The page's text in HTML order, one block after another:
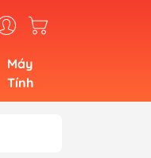
Máy
Tính